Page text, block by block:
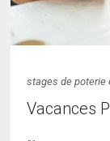
stages de poterie
Vacances